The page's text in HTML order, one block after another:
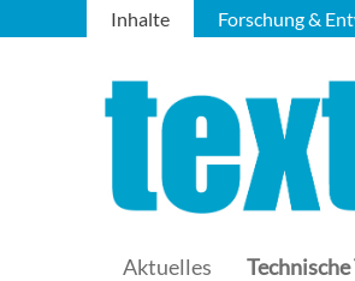
Inhalte Forschung &
Aktuelles